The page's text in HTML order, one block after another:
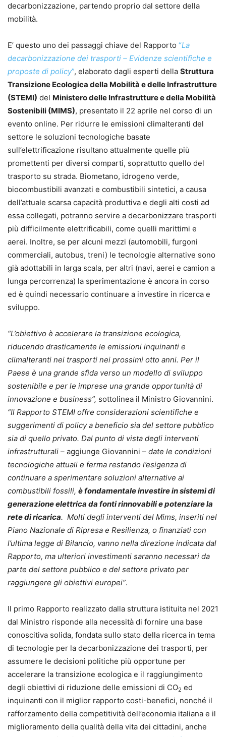
decarbonizzazione, partendo proprio dal settore della
mobilità.
E’ questo uno dei passaggi chiave del Rapporto “La
decarbonizzazione dei trasporti – Evidenze scientifiche e
proposte di policy”, elaborato dagli esperti della Struttura
Transizione Ecologica della Mobilità e delle Infrastrutture
(STEMI) del Ministero delle Infrastrutture e della Mobilità
Sostenibili (MIMS), presentato il 22 aprile nel corso di un
evento online. Per ridurre le emissioni climalteranti del
settore le soluzioni tecnologiche basate
sull’elettrificazione risultano attualmente quelle più
promettenti per diversi comparti, soprattutto quello del
trasporto su strada. Biometano, idrogeno verde,
biocombustibili avanzati e combustibili sintetici, a causa
dell’attuale scarsa capacità produttiva e degli alti costi ad
essa collegati, potranno servire a decarbonizzare trasporti
più difficilmente elettrificabili, come quelli marittimi e
aerei. Inoltre, se per alcuni mezzi (automobili, furgoni
commerciali, autobus, treni) le tecnologie alternative sono
già adottabili in larga scala, per altri (navi, aerei e camion a
lunga percorrenza) la sperimentazione è ancora in corso
ed è quindi necessario continuare a investire in ricerca e
sviluppo.
“L’obiettivo è accelerare la transizione ecologica,
riducendo drasticamente le emissioni inquinanti e
climalteranti nei trasporti nei prossimi otto anni. Per il
Paese è una grande sfida verso un modello di sviluppo
sostenibile e per le imprese una grande opportunità di
innovazione e business”, sottolinea il Ministro Giovannini.
“Il Rapporto STEMI offre considerazioni scientifiche e
suggerimenti di policy a beneficio sia del settore pubblico
sia di quello privato. Dal punto di vista degli interventi
infrastrutturali – aggiunge Giovannini – date le condizioni
tecnologiche attuali e ferma restando l’esigenza di
continuare a sperimentare soluzioni alternative ai
combustibili fossili, è fondamentale investire in sistemi di
generazione elettrica da fonti rinnovabili e potenziare la
rete di ricarica. Molti degli interventi del Mims, inseriti nel
Piano Nazionale di Ripresa e Resilienza, o finanziati con
l’ultima legge di Bilancio, vanno nella direzione indicata dal
Rapporto, ma ulteriori investimenti saranno necessari da
parte del settore pubblico e del settore privato per
raggiungere gli obiettivi europei”.
Il primo Rapporto realizzato dalla struttura istituita nel 2021
dal Ministro risponde alla necessità di fornire una base
conoscitiva solida, fondata sullo stato della ricerca in tema
di tecnologie per la decarbonizzazione dei trasporti, per
assumere le decisioni politiche più opportune per
accelerare la transizione ecologica e il raggiungimento
degli obiettivi di riduzione delle emissioni di CO2 ed
inquinanti con il miglior rapporto costi-benefici, nonché il
rafforzamento della competitività dell’economia italiana e il
miglioramento della qualità della vita dei cittadini, anche